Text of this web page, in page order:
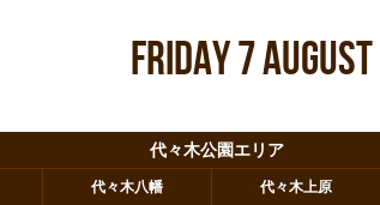
Friday7August
代々木公園エリア
代々木八幡 代々木上原